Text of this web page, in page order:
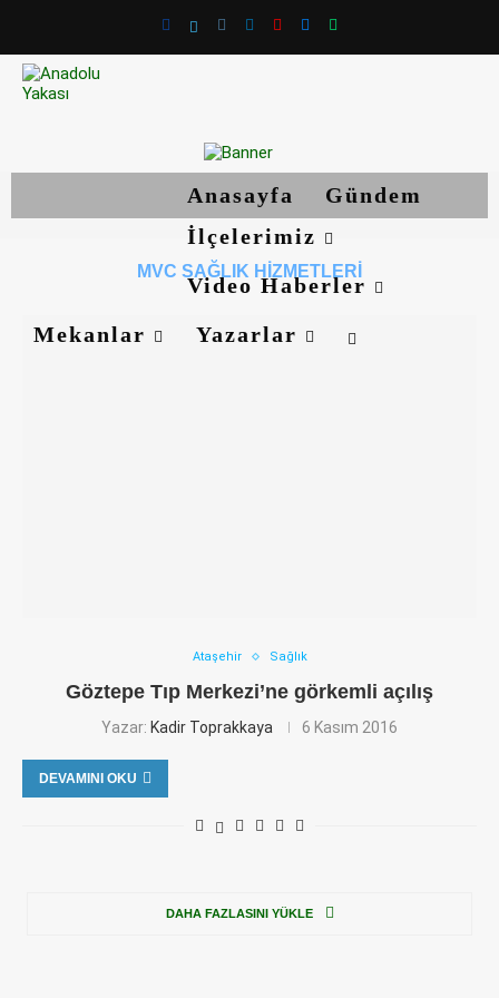
Anasayfa
Gündem
İlçelerimiz
Video Haberler
Mekanlar
Yazarlar
MVC SAĞLIK HIZMETLERI
Ataşehir Sağlık
Göztepe Tıp Merkezi’ne görkemli açılış
Yazar: Kadir Toprakkaya 6 Kasım 2016
DEVAMINI OKU
DAHA FAZLASINI YÜKLE